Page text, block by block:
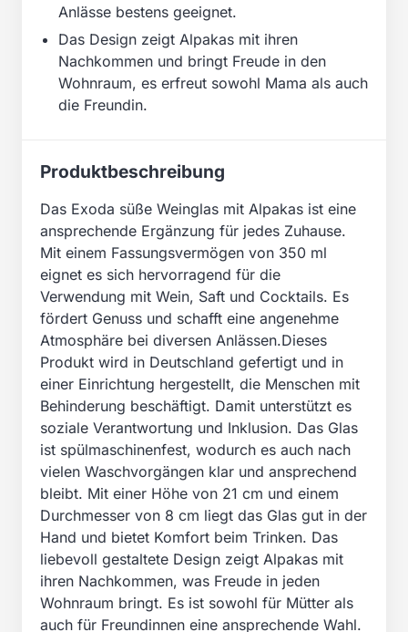
Anlässe bestens geeignet.
Das Design zeigt Alpakas mit ihren
Nachkommen und bringt Freude in den
Wohnraum, es erfreut sowohl Mama als auch
die Freundin.
Produktbeschreibung
Das Exoda süße Weinglas mit Alpakas ist eine
ansprechende Ergänzung für jedes Zuhause.
Mit einem Fassungsvermögen von 350 ml
eignet es sich hervorragend für die
Verwendung mit Wein, Saft und Cocktails. Es
fördert Genuss und schafft eine angenehme
Atmosphäre bei diversen Anlässen.Dieses
Produkt wird in Deutschland gefertigt und in
einer Einrichtung hergestellt, die Menschen mit
Behinderung beschäftigt. Damit unterstützt es
soziale Verantwortung und Inklusion. Das Glas
ist spülmaschinenfest, wodurch es auch nach
vielen Waschvorgängen klar und ansprechend
bleibt. Mit einer Höhe von 21 cm und einem
Durchmesser von 8 cm liegt das Glas gut in der
Hand und bietet Komfort beim Trinken. Das
liebevoll gestaltete Design zeigt Alpakas mit
ihren Nachkommen, was Freude in jeden
Wohnraum bringt. Es ist sowohl für Mütter als
auch für Freundinnen eine ansprechende Wahl.